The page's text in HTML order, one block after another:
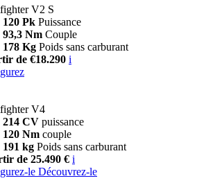
V2 S
120 Pk Puissance
93,3 Nm Couple
178 Kg Poids sans carburant
de €18.290 i
V4
214 CV puissance
120 Nm couple
191 kg Poids sans carburant
de 25.490 € i
le Découvrez-le